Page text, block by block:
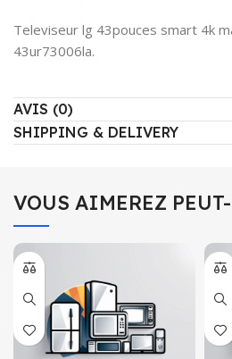
Televiseur lg 43pouces smart 4k
43ur73006la.
AVIS (0)
SHIPPING & DELIVERY
VOUS AIMEREZ